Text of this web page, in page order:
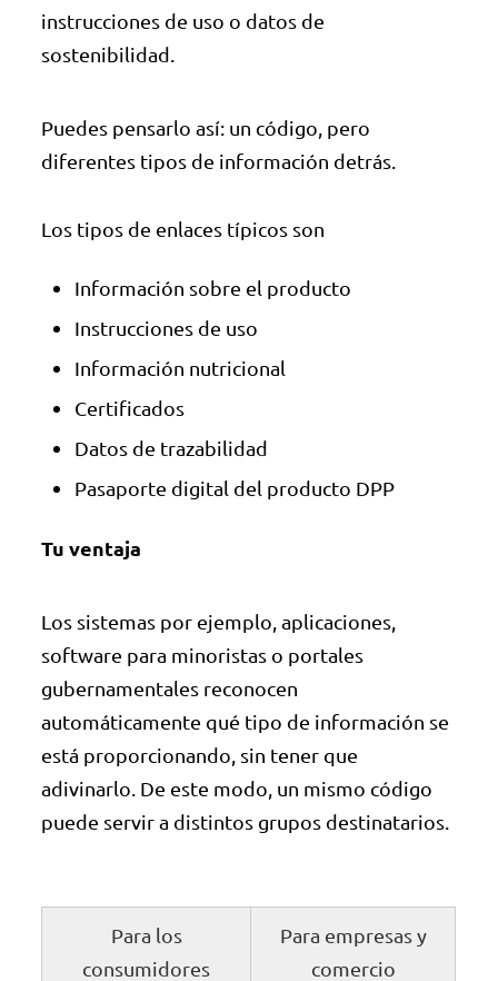
instrucciones de uso o datos de
sostenibilidad.
Puedes pensarlo así: un código, pero
diferentes tipos de información detrás.
Los tipos de enlaces típicos son
Información sobre el producto
Instrucciones de uso
Información nutricional
Certificados
Datos de trazabilidad
Pasaporte digital del producto DPP
Tu ventaja
Los sistemas por ejemplo, aplicaciones,
software para minoristas o portales
gubernamentales reconocen
automáticamente qué tipo de información se
está proporcionando, sin tener que
adivinarlo. De este modo, un mismo código
puede servir a distintos grupos destinatarios.
Para los
consumidores
Para empresas y
comercio